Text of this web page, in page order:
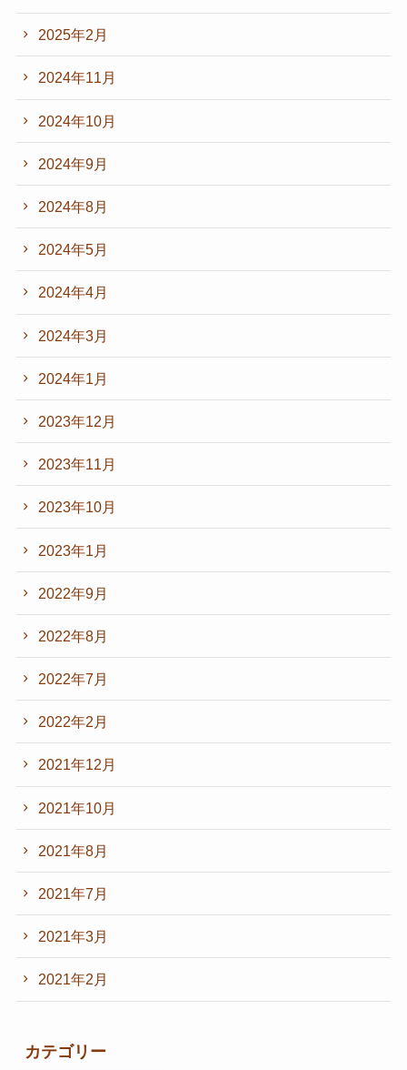
2025年2月
2024年11月
2024年10月
2024年9月
2024年8月
2024年5月
2024年4月
2024年3月
2024年1月
2023年12月
2023年11月
2023年10月
2023年1月
2022年9月
2022年8月
2022年7月
2022年2月
2021年12月
2021年10月
2021年8月
2021年7月
2021年3月
2021年2月
カテゴリー